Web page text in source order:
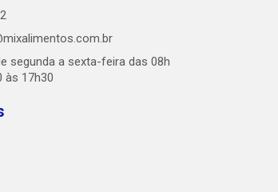
segunda a sexta-feira das 08h
às 17h30